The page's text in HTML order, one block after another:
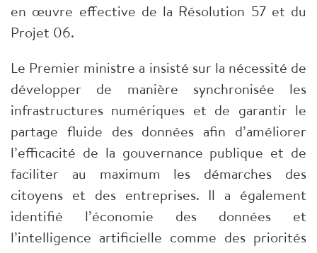
en œuvre effective de la Résolution 57 et du
Projet 06.
Le Premier ministre a insisté sur la nécessité de
développer de manière synchronisée les
infrastructures numériques et de garantir le
partage fluide des données afin d’améliorer
l’efficacité de la gouvernance publique et de
faciliter au maximum les démarches des
citoyens et des entreprises. Il a également
identifié l’économie des données et
l’intelligence artificielle comme des priorités